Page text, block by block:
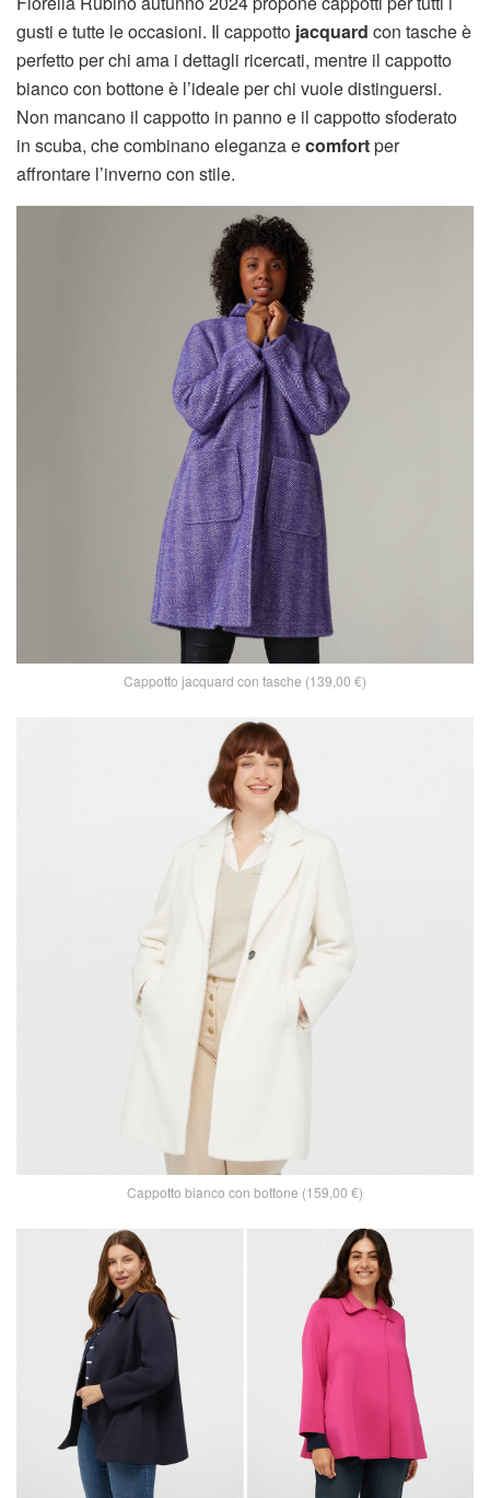
gusti e tutte le occasioni. Il cappotto jacquard con tasche è
perfetto per chi ama i dettagli ricercati, mentre il cappotto
bianco con bottone è l’ideale per chi vuole distinguersi.
Non mancano il cappotto in panno e il cappotto sfoderato
in scuba, che combinano eleganza ecomfortper
affrontare l’inverno con stile.
Cappotto jacquard con tasche (139,00 €)
Cappotto bianco con bottone (159,00 €)